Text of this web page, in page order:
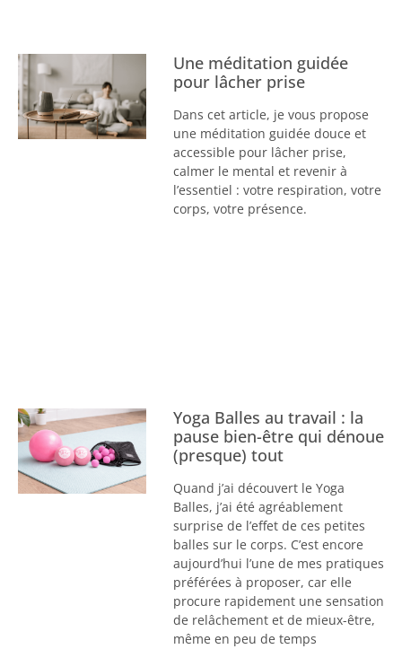
Une méditation guidée
pour lâcher prise
Dans cet article, je vous propose
une méditation guidée douce et
accessible pour lâcher prise,
calmer le mental et revenir à
l’essentiel : votre respiration, votre
corps, votre présence.
Yoga Balles au travail : la
pause bien-être qui dénoue
(presque) tout
Quand j’ai découvert le Yoga
Balles, j’ai été agréablement
surprise de l’effet de ces petites
balles sur le corps. C’est encore
aujourd’hui l’une de mes pratiques
préférées à proposer, car elle
procure rapidement une sensation
de relâchement et de mieux-être,
même en peu de temps